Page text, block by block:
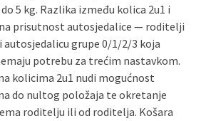
5 kg. Razlika između kolica 2u1 i
na prisutnost autosjedalice — roditelji
grupe 0/1/2/3 koja
potrebu za trećim nastavkom.
kolicima 2u1 nudi mogućnost
do nultog položaja te okretanje
roditelju ili od roditelja. Košara